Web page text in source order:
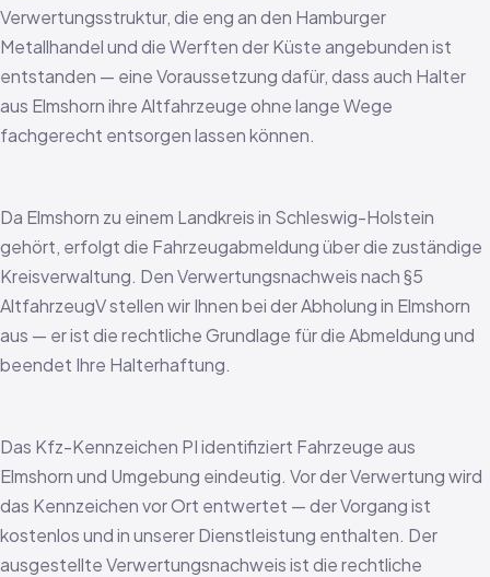
Verwertungsstruktur, die eng an den Hamburger
Metallhandel und die Werften der Küste angebunden ist
entstanden — eine Voraussetzung dafür, dass auch Halter
aus Elmshorn ihre Altfahrzeuge ohne lange Wege
fachgerecht entsorgen lassen können.
Da Elmshorn zu einem Landkreis in Schleswig-Holstein
gehört, erfolgt die Fahrzeugabmeldung über die zuständige
Kreisverwaltung. Den Verwertungsnachweis nach §5
AltfahrzeugV stellen wir Ihnen bei der Abholung in Elmshorn
aus — er ist die rechtliche Grundlage für die Abmeldung und
beendet Ihre Halterhaftung.
Das Kfz-Kennzeichen PI identifiziert Fahrzeuge aus
Elmshorn und Umgebung eindeutig. Vor der Verwertung wird
das Kennzeichen vor Ort entwertet — der Vorgang ist
kostenlos und in unserer Dienstleistung enthalten. Der
ausgestellte Verwertungsnachweis ist die rechtliche